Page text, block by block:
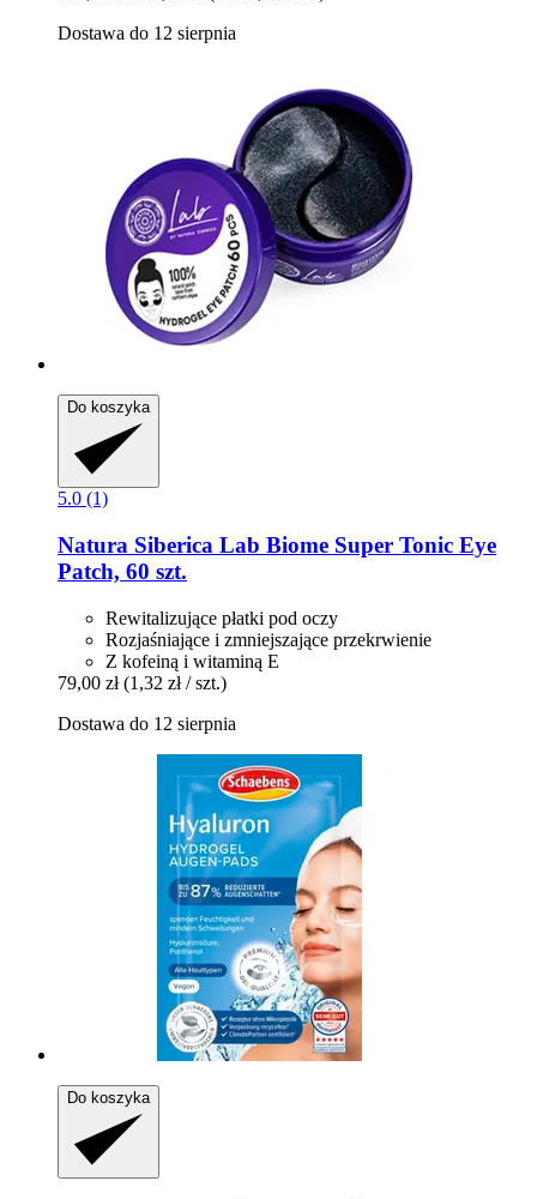
Dostawa do 12 sierpnia
Do koszyka
5.0 (1)
Natura Siberica Lab Biome Super Tonic Eye
Patch, 60 szt.
Rewitalizujące płatki pod oczy
Rozjaśniające i zmniejszające przekrwienie
Z kofeiną i witaminą E
79,00 zł (1,32 zł / szt.)
Dostawa do 12 sierpnia
Do koszyka